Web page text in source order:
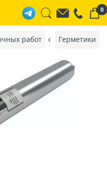
0
работ Герметики